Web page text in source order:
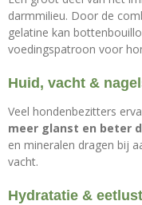
darmmilieu. Door de
gelatine kan
voedingspatroon voor
Huid, vacht &
Veel hondenbezitters
meer glanst en beter
en mineralen dragen bij
vacht.
Hydratatie & eetlust